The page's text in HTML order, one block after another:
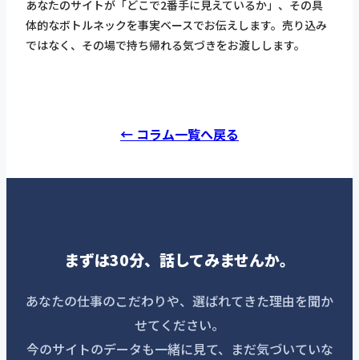
あなたのサイトが「どこで2番手に見えているか」、その具
体的なボトルネックを事実ベースでお伝えします。売り込み
ではなく、その場で持ち帰れる気づきをお渡しします。
← コラム一覧へ戻る
まずは30分、話してみませんか。
あなたの仕事のこだわりや、選ばれてきた理由を聞か
せてください。
今のサイトのデータも一緒に見て、まだ気づいていな